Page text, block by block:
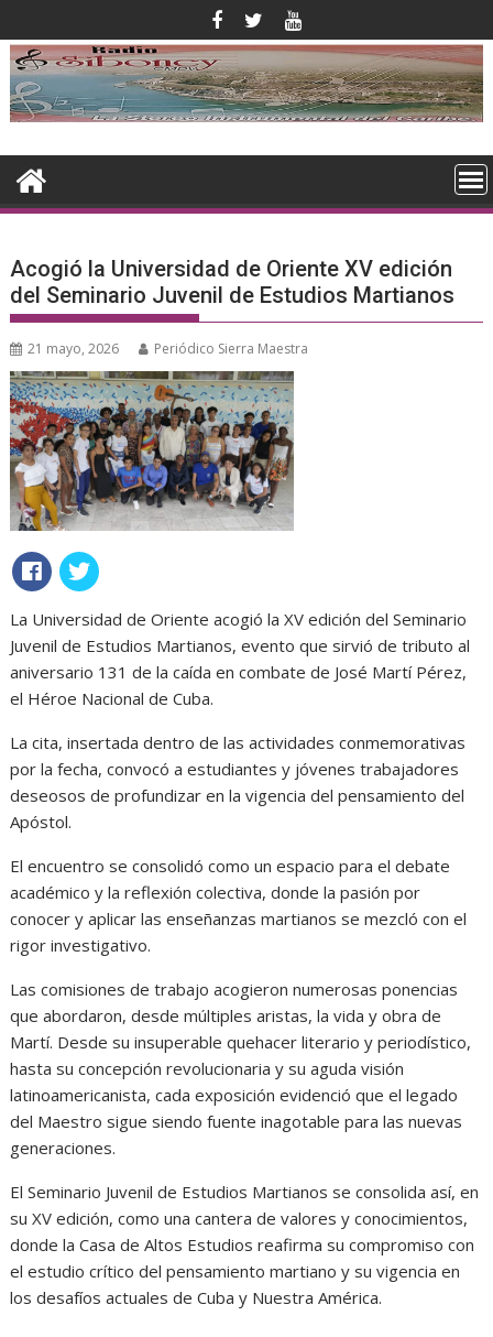
al
contenido
Acogió la Universidad de Oriente XV edición
del Seminario Juvenil de Estudios Martianos
21 mayo, 2026 Periódico Sierra Maestra
La Universidad de Oriente acogió la XV edición del Seminario
Juvenil de Estudios Martianos, evento que sirvió de tributo al
aniversario 131 de la caída en combate de José Martí Pérez,
el Héroe Nacional de Cuba.
La cita, insertada dentro de las actividades conmemorativas
por la fecha, convocó a estudiantes y jóvenes trabajadores
deseosos de profundizar en la vigencia del pensamiento del
Apóstol.
El encuentro se consolidó como un espacio para el debate
académico y la reflexión colectiva, donde la pasión por
conocer y aplicar las enseñanzas martianos se mezcló con el
rigor investigativo.
Las comisiones de trabajo acogieron numerosas ponencias
que abordaron, desde múltiples aristas, la vida y obra de
Martí. Desde su insuperable quehacer literario y periodístico,
hasta su concepción revolucionaria y su aguda visión
latinoamericanista, cada exposición evidenció que el legado
del Maestro sigue siendo fuente inagotable para las nuevas
generaciones.
El Seminario Juvenil de Estudios Martianos se consolida así, en
su XV edición, como una cantera de valores y conocimientos,
donde la Casa de Altos Estudios reafirma su compromiso con
el estudio crítico del pensamiento martiano y su vigencia en
los desafíos actuales de Cuba y Nuestra América.